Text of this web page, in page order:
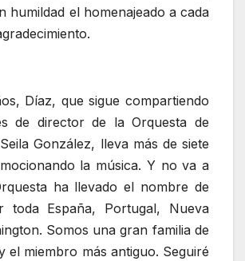
humildad el homenajeado a cada
Díaz, que sigue compartiendo
de director de la Orquesta de
González, lleva más de siete
la música. Y no va a
ha llevado el nombre de
toda España, Portugal, Nueva
Somos una gran familia de
el miembro más antiguo. Seguiré